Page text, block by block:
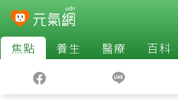
焦點 養生 醫療 百科